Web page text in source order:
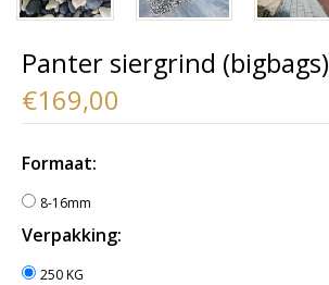
Panter siergrind (bigbags)
€169,00
Formaat:
8-16mm
Verpakking:
250 KG